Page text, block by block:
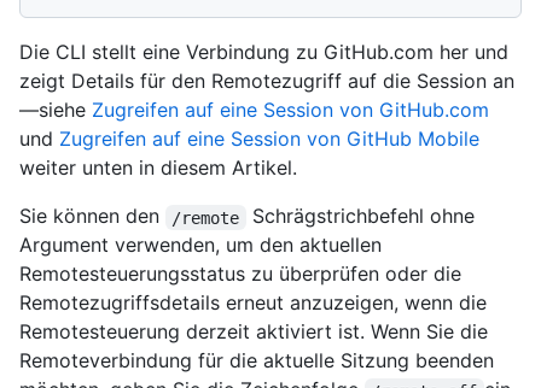
Die CLI stellt eine Verbindung zu GitHub.com her und
zeigt Details für den Remotezugriff auf die Session an
—siehe Zugreifen auf eine Session von GitHub.com
und Zugreifen auf eine Session von GitHub Mobile
weiter unten in diesem Artikel.
Sie können den
/remote
Schrägstrichbefehl ohne
Argument verwenden, um den aktuellen
Remotesteuerungsstatus zu überprüfen oder die
Remotezugriffsdetails erneut anzuzeigen, wenn die
Remotesteuerung derzeit aktiviert ist. Wenn Sie die
Remoteverbindung für die aktuelle Sitzung beenden